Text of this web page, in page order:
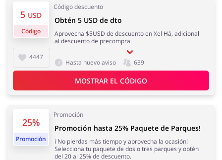
Salud y Belleza
Electrónica y
Electrodomésticos
AÑADE UN CUPÓN
5 USD
Código
Código descuento
4447
Obtén 5 USD de dto
Aprovecha $5USD de descuento en Xel Há, adicional
al descuento de precompra.
Hasta nuevo aviso 639
MOSTRAR EL CÓDIGO
25%
Promoción
Promoción
Promoción hasta 25% Paquete de Parques!
i No pierdas más tiempo y aprovecha la ocasión!
Selecciona tu paquete de dos o tres parques y obtén
del 20 al 25% de descuento.